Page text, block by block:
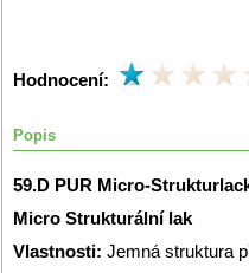
Hodnocení:
Popis
59.D PUR Micro-
Micro Strukturální lak
Vlastnosti: Jemná struktura